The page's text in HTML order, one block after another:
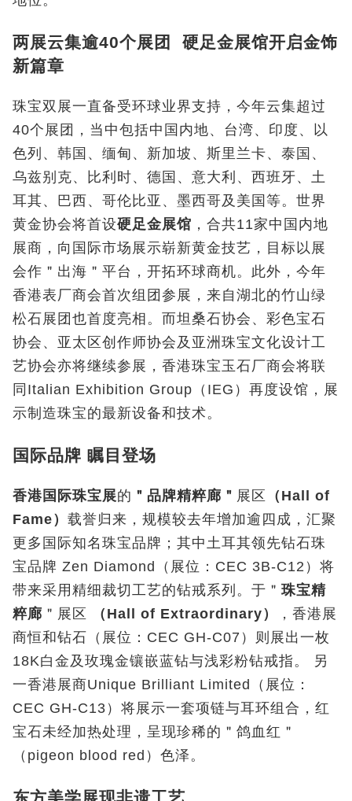
两展云集逾40个展团 硬足金展馆开启金饰
新篇章
珠宝双展一直备受环球业界支持，今年云集超过
40个展团，当中包括中国内地、台湾、印度、以
色列、韩国、缅甸、新加坡、斯里兰卡、泰国、
乌兹别克、比利时、德国、意大利、西班牙、土
耳其、巴西、哥伦比亚、墨西哥及美国等。世界
黄金协会将首设硬足金展馆 ，合共11家中国内地
展商，向国际市场展示崭新黄金技艺，目标以展
会作＂出海＂平台，开拓环球商机。此外，今年
香港表厂商会首次组团参展，来自湖北的竹山绿
松石展团也首度亮相。而坦桑石协会、彩色宝石
协会、亚太区创作师协会及亚洲珠宝文化设计工
艺协会亦将继续参展，香港珠宝玉石厂商会将联
同 Italian Exhibition Group （ IEG ）再度设馆，展
示制造珠宝的最新设备和技术。
国际品牌 瞩目登场
香港国际珠宝展的 ＂品牌精粹廊＂ 展区 （ Hall of
Fame） 载誉归来，规模较去年增加逾四成，汇聚
更多国际知名珠宝品牌；其中土耳其领先钻石珠
宝品牌 Zen Diamond （展位： CEC 3B-C12 ）将
带来采用精细裁切工艺的钻戒系列。于＂ 珠宝精
粹廊 ＂展区 （ Hall of Extraordinary）
，香港展
商恒和钻石（展位： CEC GH-C07 ）则展出一枚
18K白金及玫瑰金镶嵌蓝钻与浅彩粉钻戒指。 另
一香港展商Unique Brilliant Limited
（展位：
CEC GH-C13 ）将展示一套项链与耳环组合，红
宝石未经加热处理，呈现珍稀的＂鸽血红＂
（ pigeon blood red ）色泽。